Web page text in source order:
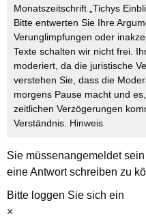
Monatszeitschrift „Tichys
Bitte entwerten Sie Ihre
Verunglimpfungen oder
Texte schalten wir nicht frei.
moderiert, da die juristische
verstehen Sie, dass die
morgens Pause macht und
zeitlichen Verzögerungen
Verständnis. Hinweis
Sie müssenangemeldetsein
eine Antwort schreiben zu
Bitte loggen Sie sich ein
×